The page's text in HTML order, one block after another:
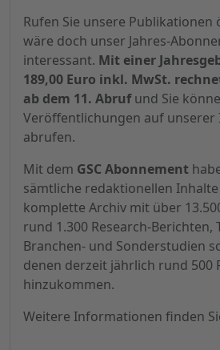
Rufen Sie unsere Publikationen
wäre doch unser Jahres-
interessant. Mit einer
189,00 Euro inkl. MwSt.
ab dem 11. Abrufund Sie
Veröffentlichungen auf unserer
abrufen.
Mit dem GSC Abonnement
sämtliche redaktionellen
komplette Archiv mit über
rund 1.300 Research-Berichten,
Branchen- und Sonderstudien
denen derzeit jährlich rund 500
hinzukommen.
Weitere Informationen finden